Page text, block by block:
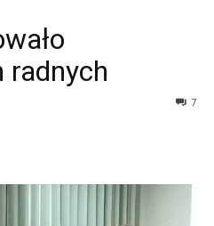
radnych
7